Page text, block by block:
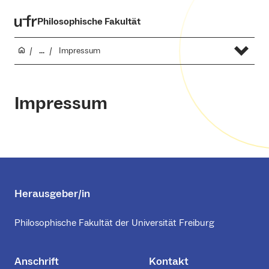
Philosophische Fakultät
... Impressum
Impressum
Herausgeber/in
Philosophische Fakultät der Universität Freiburg
Anschrift Kontakt